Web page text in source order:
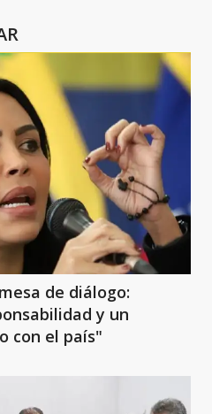
de diálogo:
y un
con el país"